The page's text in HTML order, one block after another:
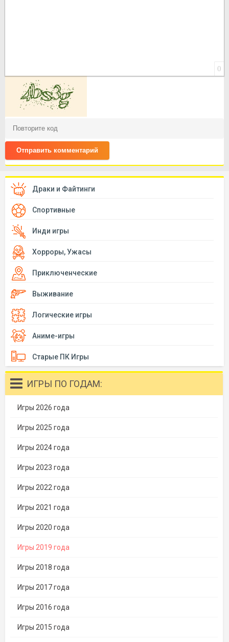
0
Отправить комментарий
Драки и Файтинги
Спортивные
Инди игры
Хорроры, Ужасы
Приключенческие
Выживание
Логические игры
Аниме-игры
Старые ПК Игры
ИГРЫ ПО ГОДАМ:
Игры 2026 года
Игры 2025 года
Игры 2024 года
Игры 2023 года
Игры 2022 года
Игры 2021 года
Игры 2020 года
Игры 2019 года
Игры 2018 года
Игры 2017 года
Игры 2016 года
Игры 2015 года